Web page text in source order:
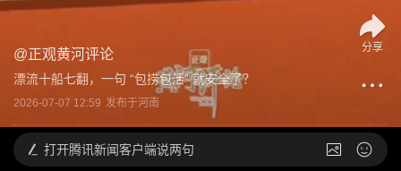
@正观黄河评论
漂流十船七翻，一句 “包捞包活” 就安全了？
2026-07-07 12:59 发布于河南
分享
打开腾讯新闻客户端说两句